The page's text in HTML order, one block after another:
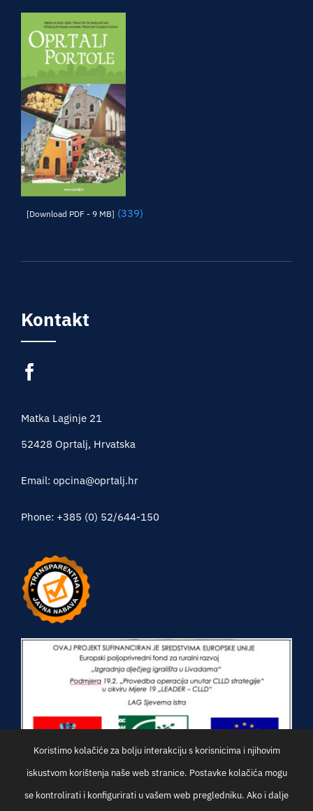
[Download PDF - 9 MB] (339)
Kontakt
Matka Laginje 21
52428 Oprtalj, Hrvatska
Email: opcina@oprtalj.hr
Phone: +385 (0) 52/644-150
Koristimo kolačiće za bolju interakciju s korisnicima i njihovim
iskustvom korištenja naše web stranice. Postavke kolačića mogu
se kontrolirati i konfigurirati u vašem web pregledniku. Ako i dalje